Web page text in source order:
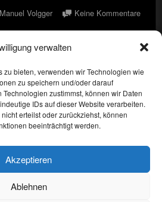
verwalten
zu bieten, verwenden wir Technologien wie
zu speichern und/oder darauf
zustimmst, können wir Daten
IDs auf dieser Website verarbeiten.
erteilst oder zurückziehst, können
beeinträchtigt werden.
Akzeptieren
Ablehnen
By
Manuel Volgger Keine Kommentarezu
de
2 3 Nächste
Ski Alpin Langlauf
IBU CUP
Deutsch